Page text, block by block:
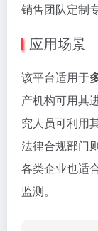
销售团队定制
应用场景
该平台适用于
产机构可用其
究人员可利用
法律合规部门
各类企业也适
监测。